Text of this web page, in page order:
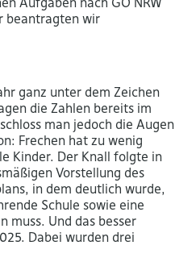
beantragten wir
ganz unter dem Zeichen
die Zahlen bereits im
man jedoch die Augen
Frechen hat zu wenig
Kinder. Der Knall folgte in
Vorstellung des
in dem deutlich wurde,
Schule sowie eine
muss. Und das besser
Dabei wurden drei